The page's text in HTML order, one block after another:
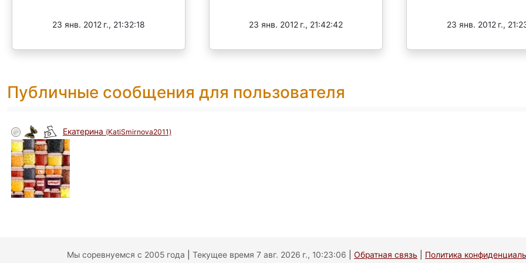
23 янв. 2012 г., 21:32:18 23 янв. 2012 г., 21:42:42 23 янв. 2012 г.,
Публичные сообщения для пользователя
Eкатерина (KatiSmirnova2011)
Мы соревнуемся с 2005 года Текущее время 7 авг. 2026 г., 10:23:06 Обратная связь Политика